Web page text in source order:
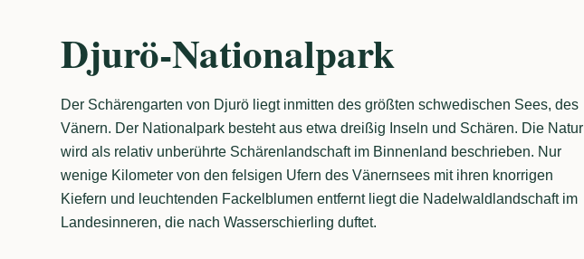
Djurö-Nationalpark
Der Schärengarten von Djurö liegt inmitten des größten schwedischen Sees, des
Vänern. Der Nationalpark besteht aus etwa dreißig Inseln und Schären. Die Natur
wird als relativ unberührte Schärenlandschaft im Binnenland beschrieben. Nur
wenige Kilometer von den felsigen Ufern des Vänernsees mit ihren knorrigen
Kiefern und leuchtenden Fackelblumen entfernt liegt die Nadelwaldlandschaft im
Landesinneren, die nach Wasserschierling duftet.